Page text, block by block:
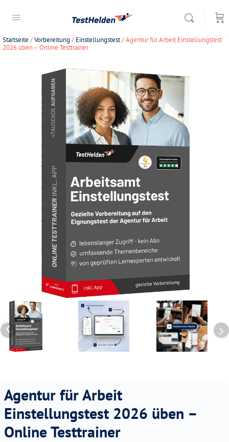
Startseite /Vorbereitung / Einstellungstest/ Agentur für Arbeit Einstellungstest
2026 üben – Online Testtrainer
Agentur für Arbeit
Einstellungstest 2026 üben –
Online Testtrainer